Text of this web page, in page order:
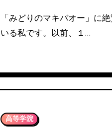
「みどりのマキバオー」に絶賛ドはまりして
いる私です。以前、１…
高等学院